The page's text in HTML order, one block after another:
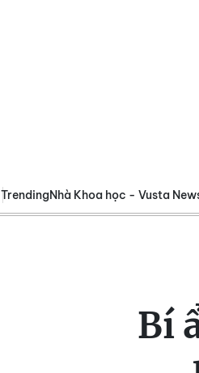
TrendingNhà Khoa học - Vusta
Bí